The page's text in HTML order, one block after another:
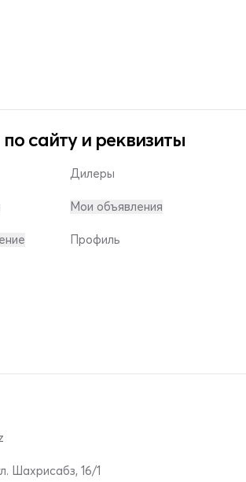
сайту и реквизиты
Дилеры
Мои объявления
Профиль
Шахрисабз, 16/1